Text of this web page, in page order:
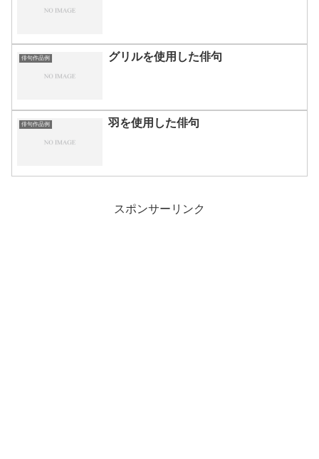
俳句作品例 グリルを使用した俳句
俳句作品例 羽を使用した俳句
スポンサーリンク